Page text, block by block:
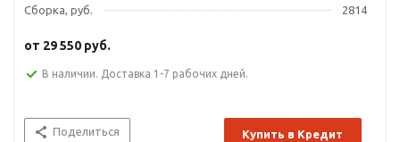
Сборка, руб.
2814
от 29 550 руб.
В наличии. Доставка 1-7 рабочих дней.
Поделиться Купить в Кредит